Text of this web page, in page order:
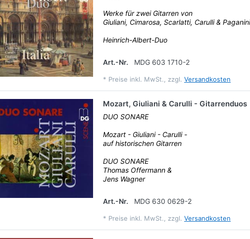
Werke für zwei Gitarren von
Giuliani, Cimarosa, Scarlatti, Carulli & Paganini
Heinrich-Albert-Duo
Art.-Nr. MDG 603 1710-2
* Preise inkl. MwSt., zzgl. Versandkosten
Mozart, Giuliani & Carulli - Gitarrenduos
DUO SONARE
Mozart - Giuliani - Carulli -
auf historischen Gitarren
DUO SONARE
Thomas Offermann &
Jens Wagner
Art.-Nr. MDG 630 0629-2
* Preise inkl. MwSt., zzgl. Versandkosten